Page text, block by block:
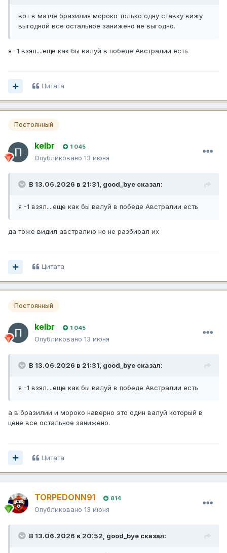
вот в матче бразилия мороко только одну ставку вижу
выгодной все остальное занижено не выгодно.
я -1 взял....еще как бы валуй в победе Австралии есть
Цитата
Постоянный
kelbr 1 045
Опубликовано 13 июня
В 13.06.2026 в 21:31, good_bye сказал:
я -1 взял....еще как бы валуй в победе Австралии есть
да тоже видил австралию но не разбирал их
Цитата
Постоянный
kelbr 1 045
Опубликовано 13 июня
В 13.06.2026 в 21:31, good_bye сказал:
я -1 взял....еще как бы валуй в победе Австралии есть
а в бразилии и мороко наверно это один валуй который в
цене все остальное занижено.
Цитата
TORPEDONN91 814
Опубликовано 13 июня
В 13.06.2026 в 20:52, good_bye сказал: